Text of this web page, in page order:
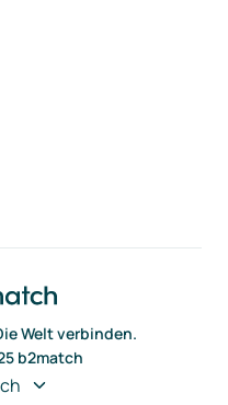
Welt verbinden.
b2match